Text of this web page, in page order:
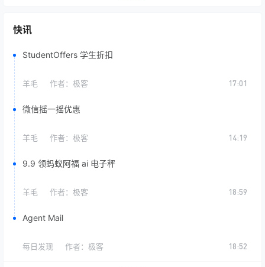
快讯
StudentOffers 学生折扣
羊毛 作者： 极客 17:01
微信摇一摇优惠
羊毛 作者： 极客 14:19
9.9 领蚂蚁阿福 ai 电子秤
羊毛 作者： 极客 18:59
Agent Mail
每日发现 作者： 极客 18:52